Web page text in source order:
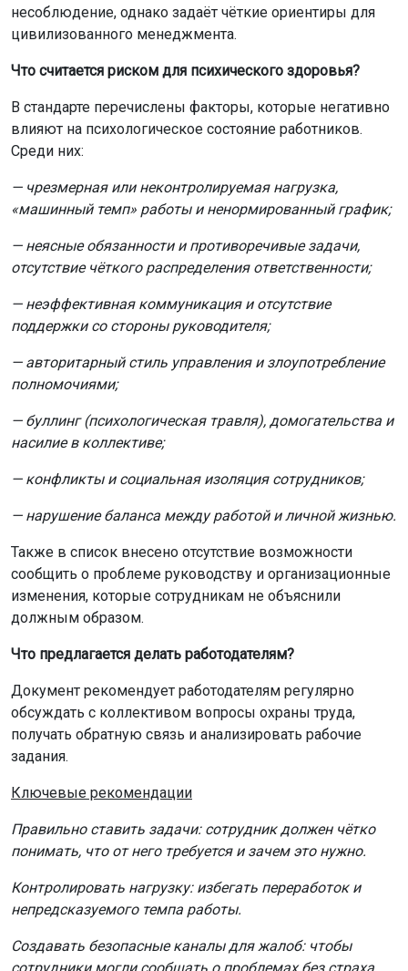
несоблюдение, однако задаёт чёткие ориентиры для
цивилизованного менеджмента.
Что считается риском для психического здоровья?
В стандарте перечислены факторы, которые негативно
влияют на психологическое состояние работников.
Среди них:
— чрезмерная или неконтролируемая нагрузка,
«машинный темп» работы и ненормированный график;
— неясные обязанности и противоречивые задачи,
отсутствие чёткого распределения ответственности;
— неэффективная коммуникация и отсутствие
поддержки со стороны руководителя;
— авторитарный стиль управления и злоупотребление
полномочиями;
— буллинг (психологическая травля), домогательства и
насилие в коллективе;
— конфликты и социальная изоляция сотрудников;
— нарушение баланса между работой и личной жизнью.
Также в список внесено отсутствие возможности
сообщить о проблеме руководству и организационные
изменения, которые сотрудникам не объяснили
должным образом.
Что предлагается делать работодателям?
Документ рекомендует работодателям регулярно
обсуждать с коллективом вопросы охраны труда,
получать обратную связь и анализировать рабочие
задания.
Ключевые рекомендации
Правильно ставить задачи: сотрудник должен чётко
понимать, что от него требуется и зачем это нужно.
Контролировать нагрузку: избегать переработок и
непредсказуемого темпа работы.
Создавать безопасные каналы для жалоб: чтобы
сотрудники могли сообщать о проблемах без страха.